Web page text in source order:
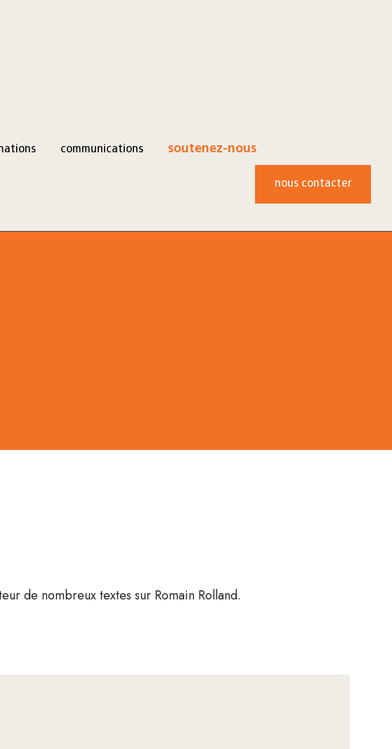
communications soutenez-nous
nous contacter
de nombreux textes sur Romain Rolland.